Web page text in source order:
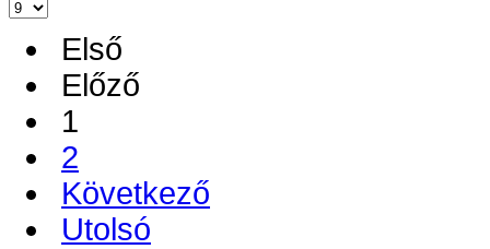
Első
Előző
1
2
Következő
Utolsó